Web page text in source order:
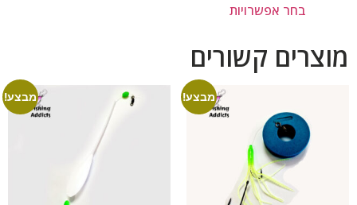
בחר אפשרויות
מוצרים קשורים
מבצע! מבצע!